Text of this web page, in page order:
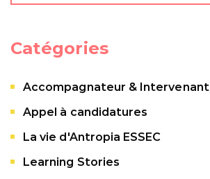
Catégories
Accompagnateur & Intervenant
Appel à candidatures
La vie d'Antropia ESSEC
Learning Stories